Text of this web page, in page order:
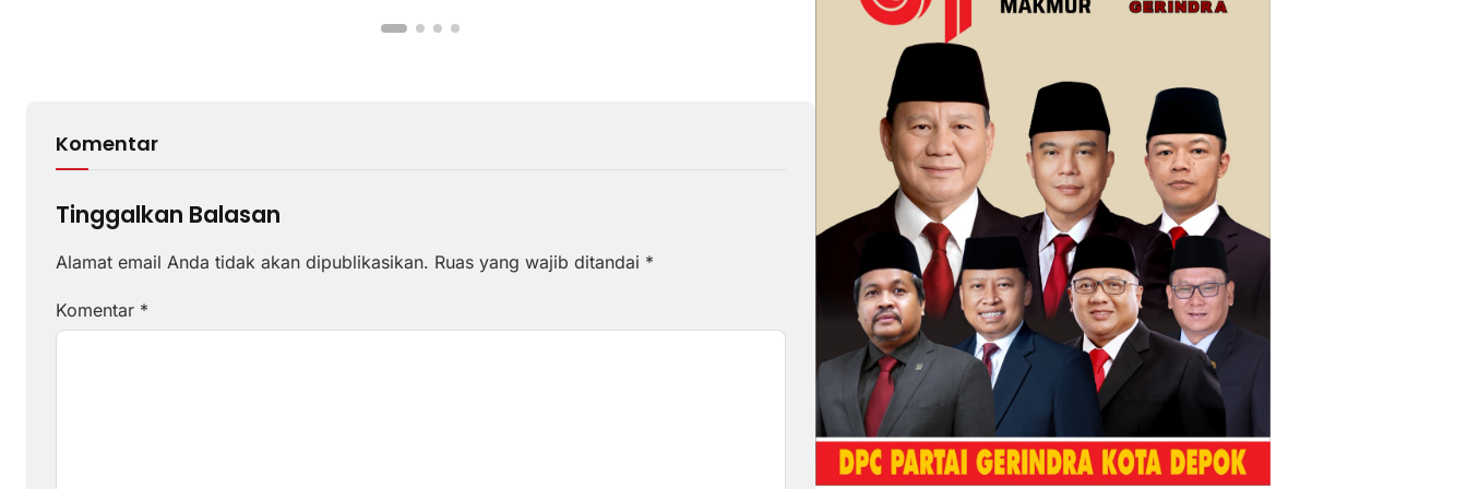
Komentar
Tinggalkan Balasan
Alamat email Anda tidak akan dipublikasikan. Ruas yang wajib ditandai *
Komentar *